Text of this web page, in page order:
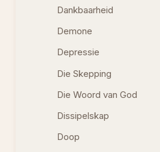
Dankbaarheid
Demone
Depressie
Die Skepping
Die Woord van God
Dissipelskap
Doop